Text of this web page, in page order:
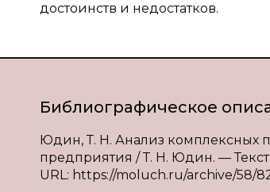
достоинств и недостатков.
Библиографическое
Юдин, Т. Н. Анализ комплексных
предприятия / Т. Н. Юдин. —
URL: https://moluch.ru/archive/58/